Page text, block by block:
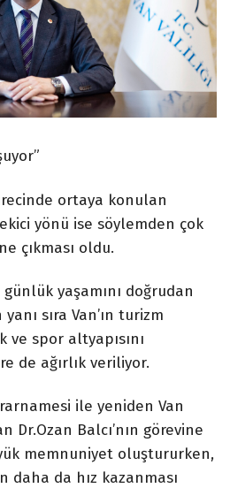
ortaya konulan
yönü ise söylemden çok
çıkması oldu.
yaşamını doğrudan
sıra Van’ın turizm
spor altyapısını
de ağırlık veriliyor.
ile yeniden Van
Dr.Ozan Balcı’nın görevine
memnuniyet oluştururken,
da hız kazanması